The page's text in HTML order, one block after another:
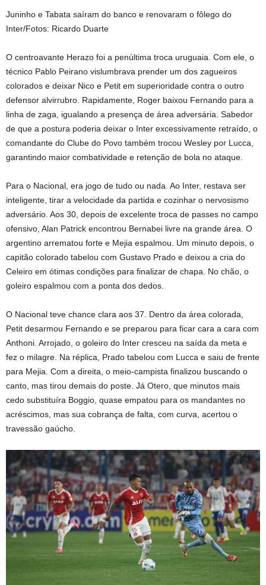
Juninho e Tabata saíram do banco e renovaram o fôlego do
Inter/Fotos: Ricardo Duarte
O centroavante Herazo foi a penúltima troca uruguaia. Com ele, o
técnico Pablo Peirano vislumbrava prender um dos zagueiros
colorados e deixar Nico e Petit em superioridade contra o outro
defensor alvirrubro. Rapidamente, Roger baixou Fernando para a
linha de zaga, igualando a presença de área adversária. Sabedor
de que a postura poderia deixar o Inter excessivamente retraído, o
comandante do Clube do Povo também trocou Wesley por Lucca,
garantindo maior combatividade e retenção de bola no ataque.
Para o Nacional, era jogo de tudo ou nada. Ao Inter, restava ser
inteligente, tirar a velocidade da partida e cozinhar o nervosismo
adversário. Aos 30, depois de excelente troca de passes no campo
ofensivo, Alan Patrick encontrou Bernabei livre na grande área. O
argentino arrematou forte e Mejia espalmou. Um minuto depois, o
capitão colorado tabelou com Gustavo Prado e deixou a cria do
Celeiro em ótimas condições para finalizar de chapa. No chão, o
goleiro espalmou com a ponta dos dedos.
O Nacional teve chance clara aos 37. Dentro da área colorada,
Petit desarmou Fernando e se preparou para ficar cara a cara com
Anthoni. Arrojado, o goleiro do Inter cresceu na saída da meta e
fez o milagre. Na réplica, Prado tabelou com Lucca e saiu de frente
para Mejia. Com a direita, o meio-campista finalizou buscando o
canto, mas tirou demais do poste. Já Otero, que minutos mais
cedo substituíra Boggio, quase empatou para os mandantes no
acréscimos, mas sua cobrança de falta, com curva, acertou o
travessão gaúcho.